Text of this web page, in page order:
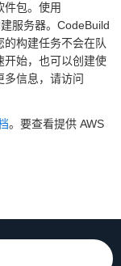
件包。使用
服务器。CodeBuild
构建任务不会在队
开始，也可以创建使
多信息，请访问
。要查看提供 AWS